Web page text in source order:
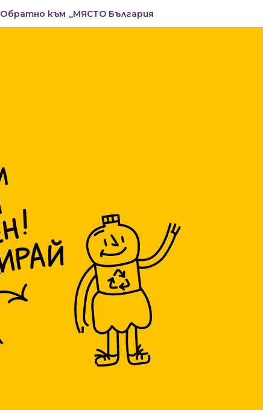
Обратно към _МЯСТО България